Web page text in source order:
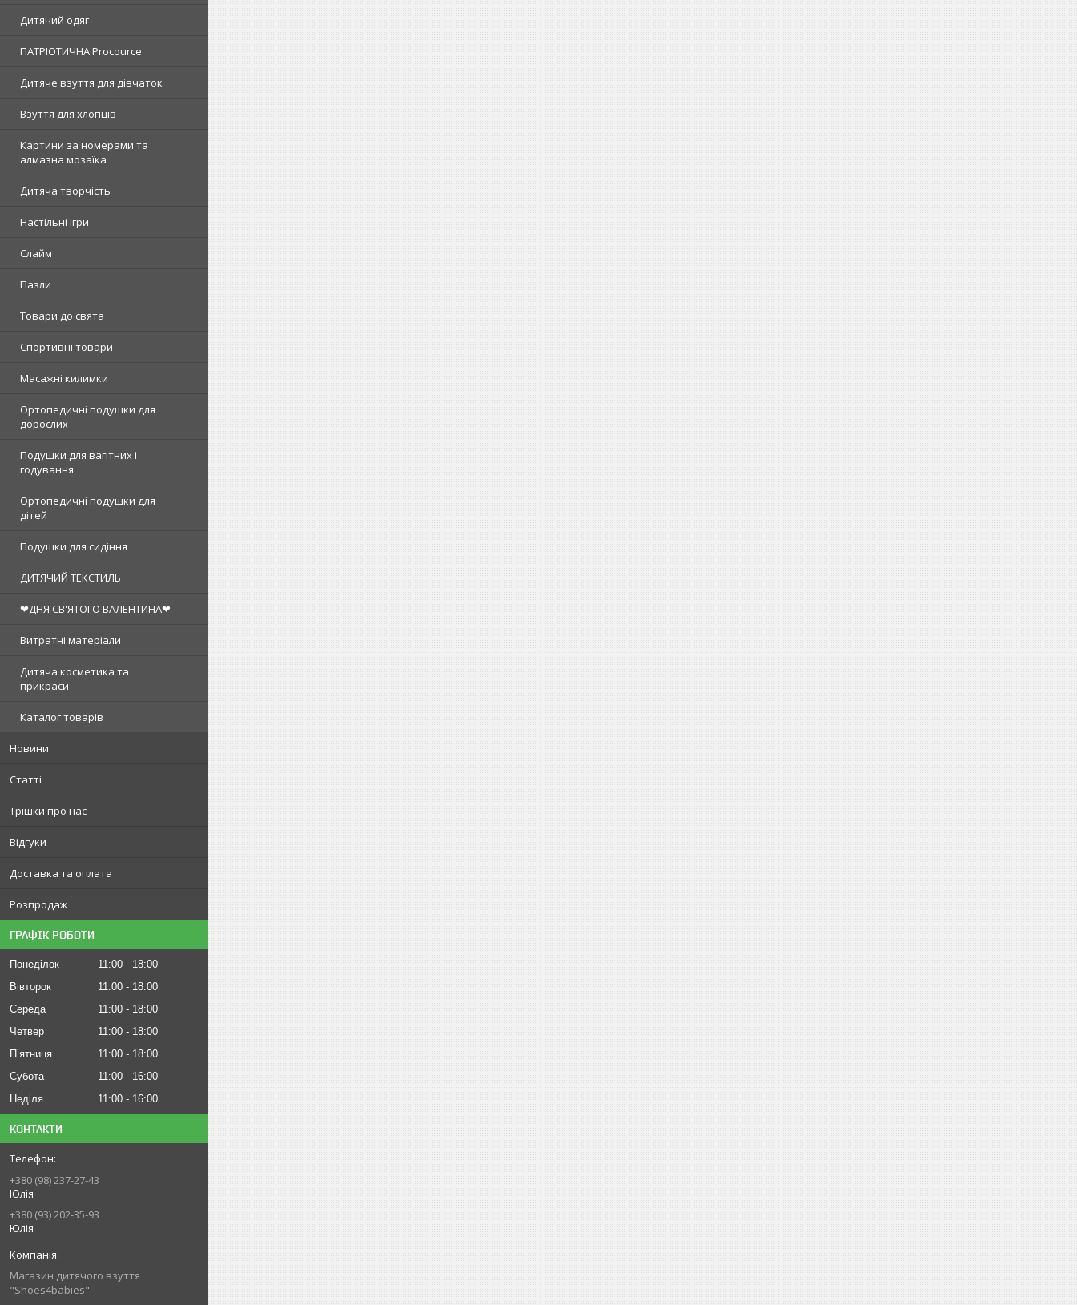
Дитячий одяг
ПАТРІОТИЧНА Procource
Дитяче взуття для дівчаток
Взуття для хлопців
Картини за номерами та
алмазна мозаїка
Дитяча творчість
Настільні ігри
Слайм
Пазли
Товари до свята
Спортивні товари
Масажні килимки
Ортопедичні подушки для
дорослих
Подушки для вагітних і
годування
Ортопедичні подушки для
дітей
Подушки для сидіння
ДИТЯЧИЙ ТЕКСТИЛЬ
❤ДНЯ СВ'ЯТОГО ВАЛЕНТИНА❤
Витратні матеріали
Дитяча косметика та
прикраси
Каталог товарів
Новини
Статті
Трішки про нас
Відгуки
Доставка та оплата
Розпродаж
ГРАФІК РОБОТИ
Понеділок 11:00
18:00
Вівторок
11:00
18:00
Середа
11:00
18:00
Четвер
11:00
18:00
Пʼятниця
11:00
18:00
Субота
11:00
16:00
Неділя
11:00 16:00
КОНТАКТИ
+380 (98) 237-27-43
Юлія
+380 (93) 202-35-93
Юлія
Магазин дитячого взуття
"Shoes4babies"